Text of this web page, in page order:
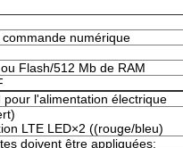
numérique
Flash/512 Mb de RAM
pour l'alimentation électrique
LTE LED×2 ((rouge/bleu)
doivent être appliquées: